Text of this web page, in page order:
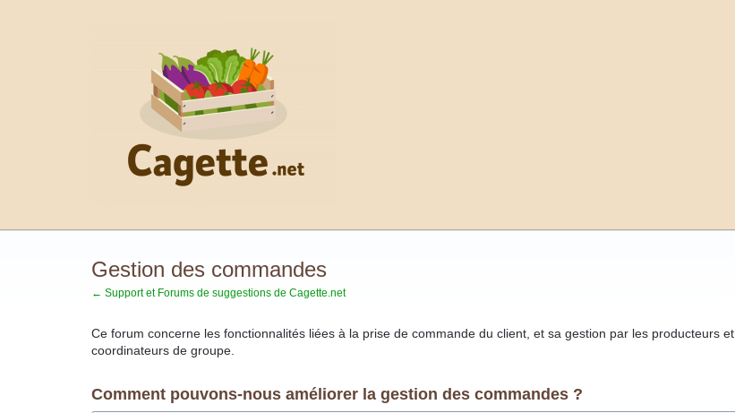
Gestion des commandes
← Support et Forums de suggestions de Cagette.net
Ce forum concerne les fonctionnalités liées à la prise de commande du client, et sa gestion par les producteurs et
coordinateurs de groupe.
Comment pouvons-nous améliorer la gestion des commandes ?